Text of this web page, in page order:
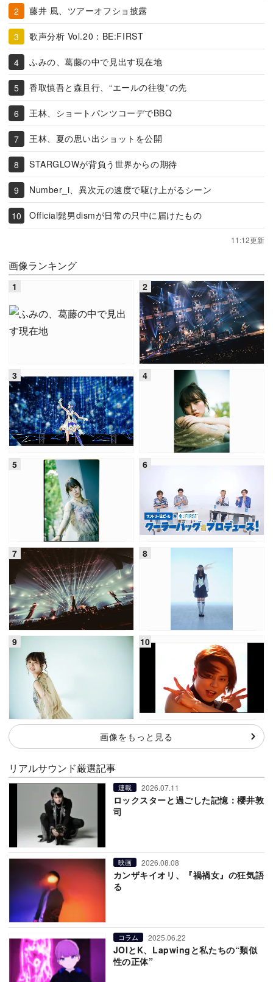
藤井 風、ツアーオフショ披露
歌声分析 Vol.20：BE:FIRST
ふみの、葛藤の中で見出す現在地
香取慎吾と森且行、“エールの往復”の先
王林、ショートパンツコーデでBBQ
王林、夏の思い出ショットを公開
STARGLOWが背負う世界からの期待
Number_i、異次元の速度で駆け上がるシーン
Official髭男dismが日常の只中に届けたもの
11:12更新
画像ランキング
画像をもっと見る
リアルサウンド厳選記事
連載 2026.07.11
ロックスターと過ごした記憶：櫻井敦
司
映画 2026.08.08
カンザキイオリ、『禍禍女』の狂気語
る
コラム 2025.06.22
JOIとK、Lapwingと私たちの“類似
性の正体”